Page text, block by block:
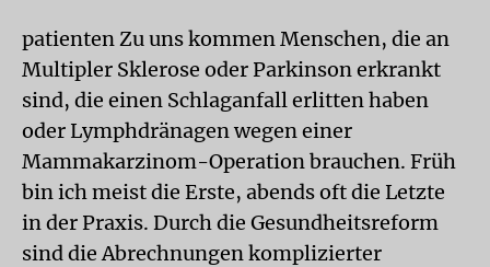
patienten Zu uns kommen Menschen, die an
Multipler Sklerose oder Parkinson erkrankt
sind, die einen Schlaganfall erlitten haben
oder Lymphdränagen wegen einer
Mammakarzinom-Operation brauchen. Früh
bin ich meist die Erste, abends oft die Letzte
in der Praxis. Durch die Gesundheitsreform
sind die Abrechnungen komplizierter